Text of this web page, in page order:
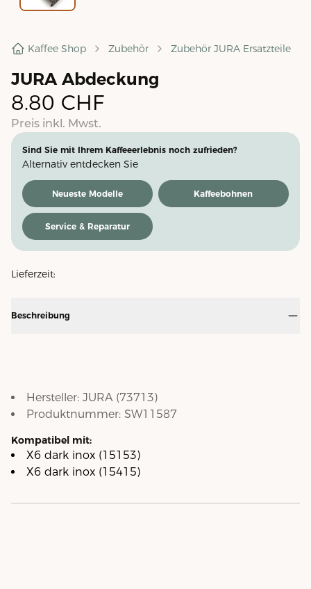
Kaffee Shop Zubehör Zubehör JURA Ersatzteile
JURA Abdeckung
8.80 CHF
Preis inkl. Mwst.
Sind Sie mit Ihrem Kaffeeerlebnis noch zufrieden?
Alternativ entdecken Sie
Neueste Modelle Kaffeebohnen
Service & Reparatur
Lieferzeit:
Beschreibung
Hersteller: JURA (73713)
Produktnummer: SW11587
Kompatibel mit:
X6 dark inox (15153)
X6 dark inox (15415)